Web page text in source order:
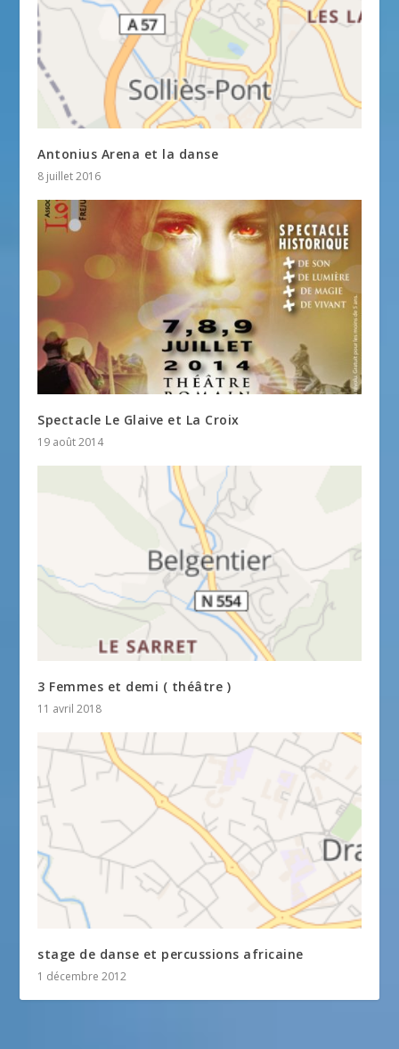
Antonius Arena et la danse
8 juillet 2016
Spectacle Le Glaive et La Croix
19 août 2014
3 Femmes et demi ( théâtre )
11 avril 2018
stage de danse et percussions africaine
1 décembre 2012